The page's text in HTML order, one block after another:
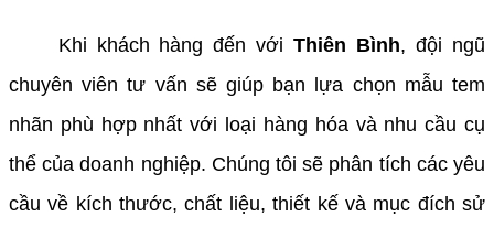
Khi khách hàng đến vớiThiên Bình, đội ngũ
chuyên viên tư vấn sẽ giúp bạn lựa chọn mẫu tem
nhãn phù hợp nhất với loại hàng hóa và nhu cầu cụ
thể của doanh nghiệp. Chúng tôi sẽ phân tích các yêu
cầu về kích thước, chất liệu, thiết kế và mục đích sử